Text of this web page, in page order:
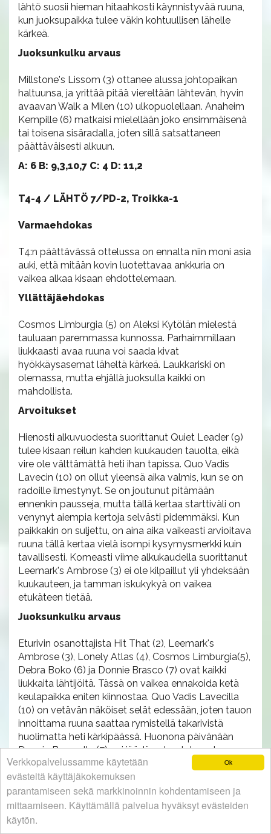
Ok
Verkkopalvelussamme käytetään
evästeitä käyttäjäkokemuksen
parantamiseen sekä markkinoinnin kohdentamiseen ja
mittaamiseen. Käyttämällä palvelua hyväksyt evästeiden
käytön.
lähtö suosii hieman hitaahkosti käynnistyvää ruuna,
kun juoksupaikka tulee väkin kohtuullisen lähelle
kärkeä.
Juoksunkulku arvaus
Millstone's Lissom (3) ottanee alussa johtopaikan
haltuunsa, ja yrittää pitää viereltään lähtevän, hyvin
avaavan Walk a Milen (10) ulkopuolellaan. Anaheim
Kempille (6) matkaisi mielellään joko ensimmäisenä
tai toisena sisäradalla, joten sillä satsattaneen
päättäväisesti alkuun.
A: 6 B: 9,3,10,7 C: 4 D: 11,2
T4-4 / LÄHTÖ 7/PD-2, Troikka-1
Varmaehdokas
T4:n päättävässä ottelussa on ennalta niin moni asia
auki, että mitään kovin luotettavaa ankkuria on
vaikea alkaa kisaan ehdottelemaan.
Yllättäjäehdokas
Cosmos Limburgia (5) on Aleksi Kytölän mielestä
tauluaan paremmassa kunnossa. Parhaimmillaan
liukkaasti avaa ruuna voi saada kivat
hyökkäysasemat läheltä kärkeä. Laukkariski on
olemassa, mutta ehjällä juoksulla kaikki on
mahdollista.
Arvoitukset
Hienosti alkuvuodesta suorittanut Quiet Leader (9)
tulee kisaan reilun kahden kuukauden tauolta, eikä
vire ole välttämättä heti ihan tapissa. Quo Vadis
Lavecin (10) on ollut yleensä aika valmis, kun se on
radoille ilmestynyt. Se on joutunut pitämään
ennenkin pausseja, mutta tällä kertaa starttiväli on
venynyt aiempia kertoja selvästi pidemmäksi. Kun
paikkakin on suljettu, on aina aika vaikeasti arvioitava
ruuna tällä kertaa vielä isompi kysymysmerkki kuin
tavallisesti. Komeasti viime alkukaudella suorittanut
Leemark's Ambrose (3) ei ole kilpaillut yli yhdeksään
kuukauteen, ja tamman iskukykyä on vaikea
etukäteen tietää.
Juoksunkulku arvaus
Eturivin osanottajista Hit That (2), Leemark's
Ambrose (3), Lonely Atlas (4), Cosmos Limburgia(5),
Debra Boko (6) ja Donnie Brasco (7) ovat kaikki
liukkaita lähtijöitä. Tässä on vaikea ennakoida ketä
keulapaikka eniten kiinnostaa. Quo Vadis Lavecilla
(10) on vetävän näköiset selät edessään, joten tauon
innoittama ruuna saattaa rymistellä takarivistä
huolimatta heti kärkipäässä. Huonona päivänään
Donnie Brascolla (7) voi jäädä auton takana kaasu
päälle. Kiinni ottaminen ei ole aina mahdollista. Kuski
joutuu ajamaan eteenpäin, ja alkuvauhti voi mennä
turhan kovaksi. Kasiradalta starttaavalla Strait Ironilla
(8) ajettaneen, mahdollisesti jo varhain johtavan
rinnalle.